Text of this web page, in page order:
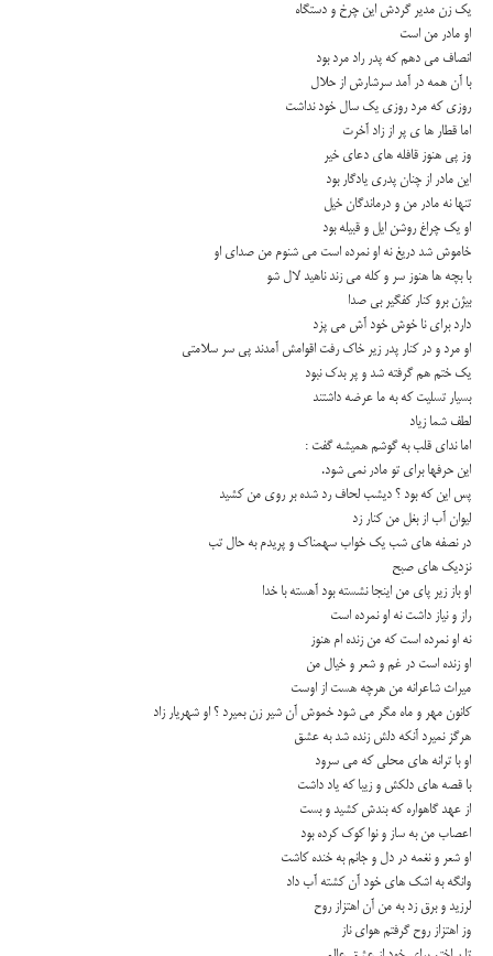
یك زن مدیر گردش این چرخ و دستگاه
او مادر من است
انصاف می دهم كه پدر راد مرد بود
با آن همه در آمد سرشارش از حلال
روزی كه مرد روزی یك سال خود نداشت
اما قطار ها ی پر از زاد آخرت
وز پی هنوز قافله های دعای خیر
این مادر از چنان پدری یادگار بود
تنها نه مادر من و درماندگان خیل
او یك چراغ روشن ایل و قبیله بود
خاموش شد دریغ نه او نمرده است می شنوم من صدای او
با بچه ها هنوز سر و كله می زند ناهید لال شو
بیژن برو كنار كفگیر بی صدا
دارد برای نا خوش خود آش می پزد
او مرد و در كنار پدر زیر خاك رفت اقوامش آمدند پی سر سلامتی
یك ختم هم گرفته شد و پر بدك نبود
بسیار تسلیت كه به ما عرضه داشتند
لطف شما زیاد
اما ندای قلب به گوشم همیشه گفت :
این حرفها برای تو مادر نمی شود.
پس این که بود ؟ دیشب لحاف رد شده بر روی من كشید
لیوان آب از بغل من كنار زد
در نصفه های شب یك خواب سهمناك و پریدم به حال تب
نزدیك های صبح
او باز زیر پای من اینجا نشسته بود آهسته با خدا
راز و نیاز داشت نه او نمرده است
نه او نمرده است كه من زنده ام هنوز
او زنده است در غم و شعر و خیال من
میراث شاعرانه من هرچه هست از اوست
كانون مهر و ماه مگر می شود خموش آن شیر زن بمیرد ؟ او شهریار زاد
هرگز نمیرد آنكه دلش زنده شد به عشق
او با ترانه های محلی كه می سرود
با قصه های دلكش و زیبا كه یاد داشت
از عهد گاهواره كه بندش كشید و بست
اعصاب من به ساز و نوا كوك كرده بود
او شعر و نغمه در دل و جانم به خنده كاشت
وانگه به اشك های خود آن كشته آب داد
لرزید و برق زد به من آن اهتزاز روح
وز اهتزاز روح گرفتم هوای ناز